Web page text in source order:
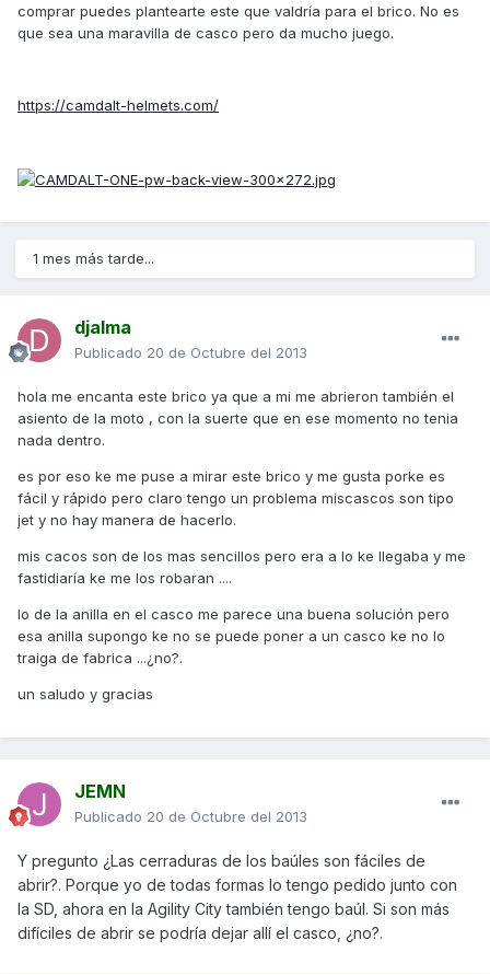
comprar puedes plantearte este que valdría para el brico. No es
que sea una maravilla de casco pero da mucho juego.
https://camdalt-helmets.com/
1 mes más tarde...
djalma
Publicado 20 de Octubre del 2013
hola me encanta este brico ya que a mi me abrieron también el
asiento de la moto , con la suerte que en ese momento no tenia
nada dentro.
es por eso ke me puse a mirar este brico y me gusta porke es
fácil y rápido pero claro tengo un problema miscascos son tipo
jet y no hay manera de hacerlo.
mis cacos son de los mas sencillos pero era a lo ke llegaba y me
fastidiaría ke me los robaran ....
lo de la anilla en el casco me parece una buena solución pero
esa anilla supongo ke no se puede poner a un casco ke no lo
traiga de fabrica ...¿no?.
un saludo y gracias
JEMN
Publicado 20 de Octubre del 2013
Y pregunto ¿Las cerraduras de los baúles son fáciles de
abrir?. Porque yo de todas formas lo tengo pedido junto con
la SD, ahora en la Agility City también tengo baúl. Si son más
difíciles de abrir se podría dejar allí el casco, ¿no?.